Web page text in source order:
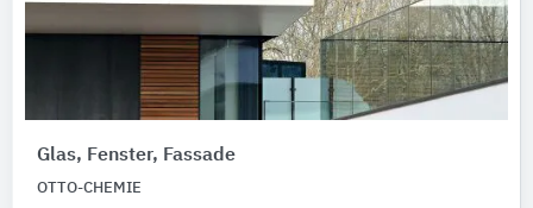
Glas, Fenster, Fassade
OTTO-CHEMIE